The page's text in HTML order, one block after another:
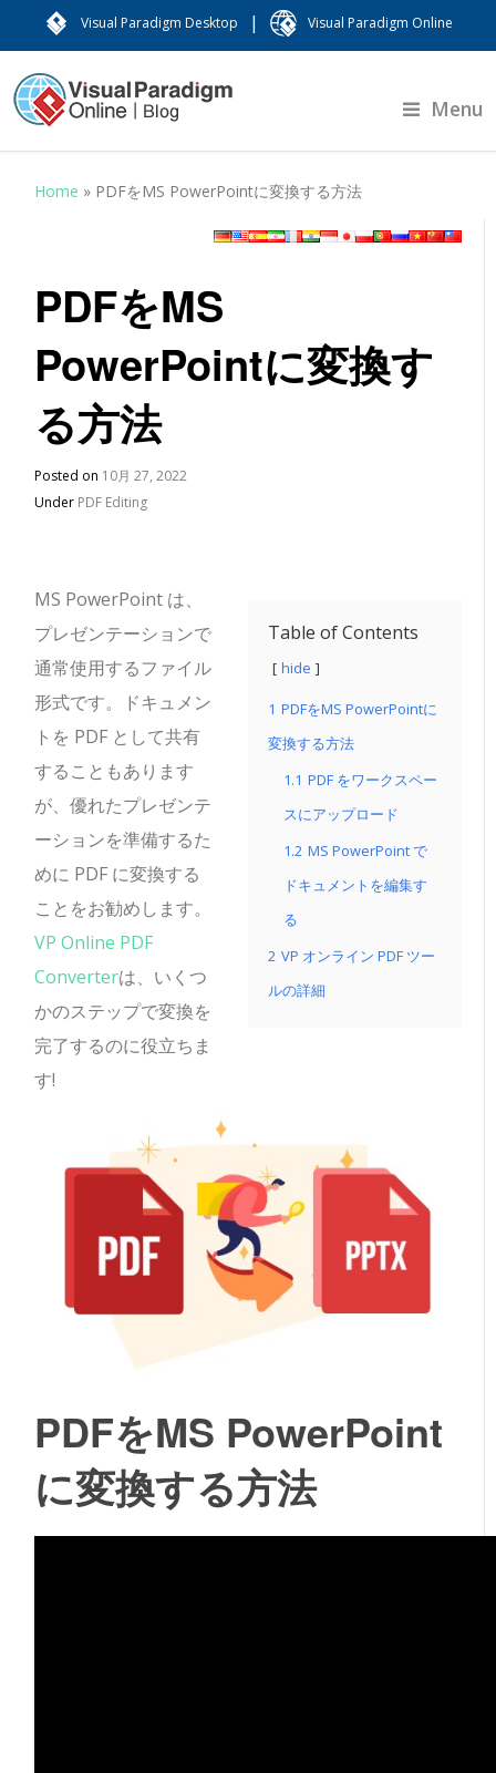
Visual Paradigm Desktop | Visual Paradigm Online
Menu
Home » PDFをMS PowerPointに変換する方法
PDFをMS
PowerPointに変換す
る方法
Posted on 10月 27, 2022
Under PDF Editing
Table of Contents
hide
1 PDFをMS PowerPointに
変換する方法
1.1 PDF をワークスペー
スにアップロード
1.2 MS PowerPoint で
ドキュメントを編集す
る
2 VP オンライン PDF ツー
ルの詳細
MS PowerPoint は、
プレゼンテーションで
通常使用するファイル
形式です。ドキュメン
トを PDF として共有
することもあります
が、優れたプレゼンテ
ーションを準備するた
めに PDF に変換する
ことをお勧めします。
VP Online PDF
Converterは、いくつ
かのステップで変換を
完了するのに役立ちま
す!
PDFをMS PowerPoint
に変換する方法